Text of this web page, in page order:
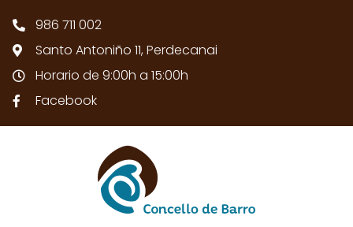
986 711 002
Santo Antoniño 11, Perdecanai
Horario de 9:00h a 15:00h
Facebook